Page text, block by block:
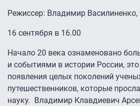
Режиссер: Владимир Василиненко,
16 сентября в 16.00
Начало 20 века ознаменовано
и событиями в истории России,
появления целых поколений
путешественников, которые
науку. Владимир Клавдиевич